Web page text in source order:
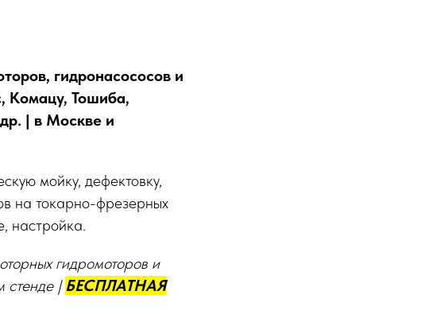
гидронасососов и
Комацу, Тошиба,
| в Москве и
мойку, дефектовку,
на токарно-фрезерных
настройка.
гидромоторов и
стенде |БЕСПЛАТНАЯ